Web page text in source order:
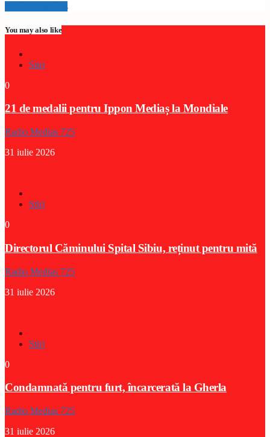
Info and episodes
You may also like
Stiri
0
21 de medalii pentru Ippon Mediaș la Mondiale
Radio Medias 725
31 iulie 2026
Stiri
0
Directorul Căminului Spital Sibiu, reținut pentru mită
Radio Medias 725
31 iulie 2026
Stiri
0
Condamnată pentru furt, încarcerată la Gherla
Radio Medias 725
31 iulie 2026